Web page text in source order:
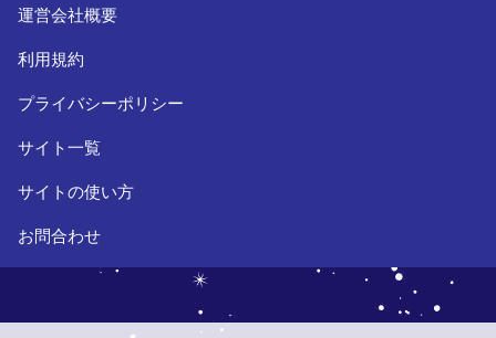
運営会社概要
利用規約
プライバシーポリシー
サイト一覧
サイトの使い方
お問合わせ